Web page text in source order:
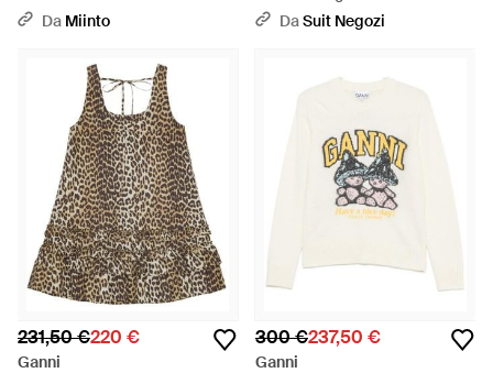
Da Miinto
DaSuit Negozi
231,50 €220 €
Ganni
300 €237,50 €
Ganni